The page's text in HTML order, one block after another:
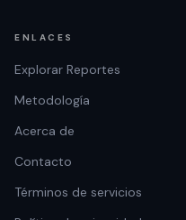
ENLACES
Explorar Reportes
Metodología
Acerca de
Contacto
Términos de servicios